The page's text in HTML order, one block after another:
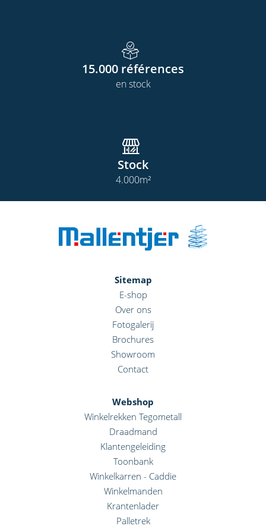
15.000 références
en stock
Stock
4.000m²
Sitemap
E-shop
Over ons
Fotogalerij
Brochures
Showroom
Contact
Webshop
Winkelrekken Tegometall
Draadmand
Klantengeleiding
Toonbank
Winkelkarren - Caddie
Winkelmanden
Krantenlader
Palletrek